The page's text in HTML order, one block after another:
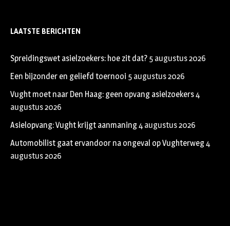
LAATSTE BERICHTEN
Spreidingswet asielzoekers: hoe zit dat? 5 augustus 2026
Een bijzonder en geliefd toernooi 5 augustus 2026
Vught moet naar Den Haag: geen opvang asielzoekers4
augustus 2026
Asielopvang: Vught krijgt aanmaning4 augustus 2026
Automobilist gaat ervandoor na ongeval op Vughterweg4
augustus 2026